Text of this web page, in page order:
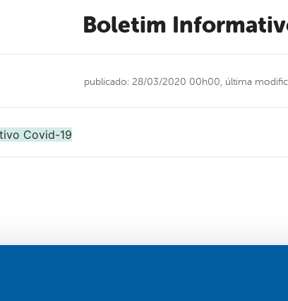
Boletim
publicado: 28/03/2020 00h00, última
Covid-19